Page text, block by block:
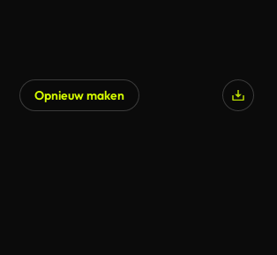
Opnieuw maken